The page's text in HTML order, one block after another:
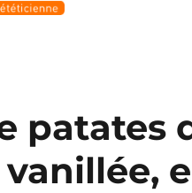
patates